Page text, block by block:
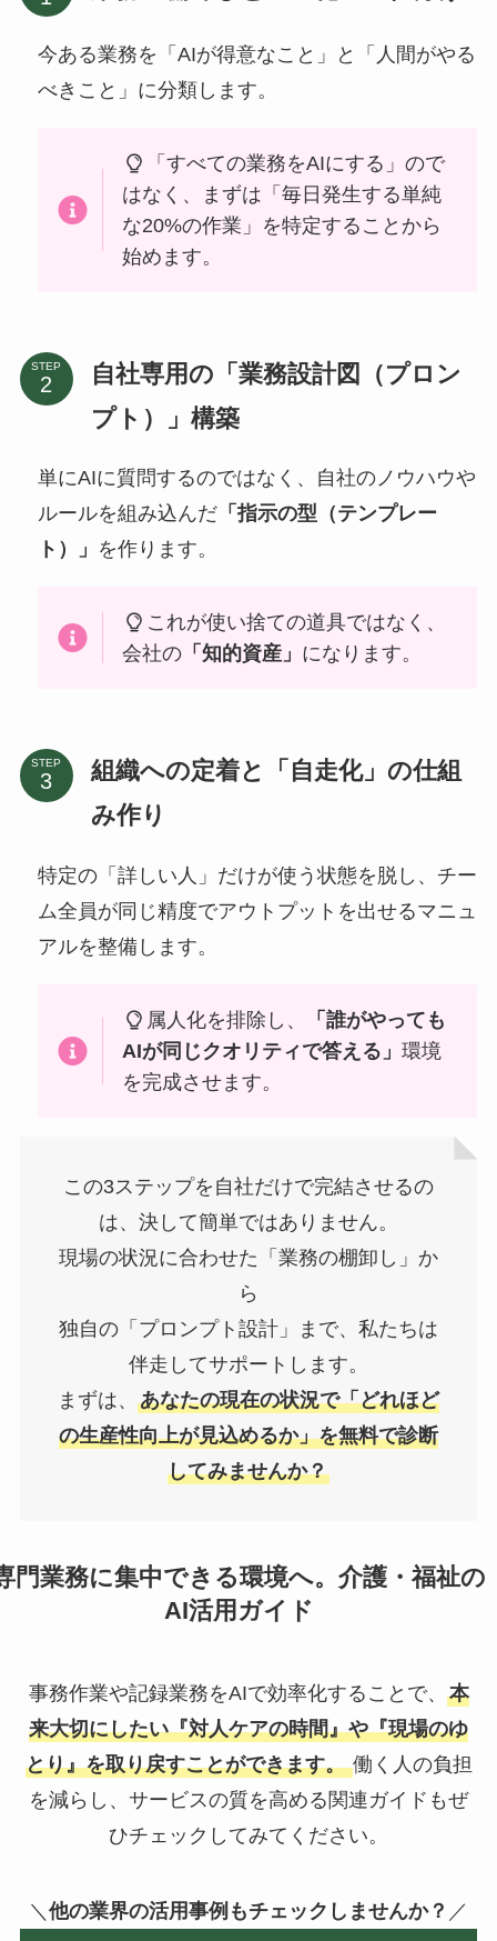
今ある業務を「AIが得意なこと」と「人間がやる
べきこと」に分類します。
「すべての業務をAIにする」ので
はなく、まずは「毎日発生する単純
な20%の作業」を特定することから
始めます。
STEP
自社専用の「業務設計図（プロン
プト）」構築
単にAIに質問するのではなく、自社のノウハウや
ルールを組み込んだ「指示の型（テンプレー
ト）」 を作ります。
これが使い捨ての道具ではなく、
会社の 「知的資産」 になります。
STEP
組織への定着と「自走化」の仕組
み作り
特定の「詳しい人」だけが使う状態を脱し、チー
ム全員が同じ精度でアウトプットを出せるマニュ
アルを整備します。
属人化を排除し、
「誰がやっても
AIが同じクオリティで答える」環境
を完成させます。
この3ステップを自社だけで完結させるの
は、決して簡単ではありません。
現場の状況に合わせた「業務の棚卸し」か
ら
独自の「プロンプト設計」まで、私たちは
伴走してサポートします。
まずは、 あなたの現在の状況で「どれほど
の生産性向上が見込めるか」を無料で診断
してみませんか？
門業務に集中できる環境へ。介護・福祉の
AI活用ガイド
事務作業や記録業務をAIで効率化することで、 本
来大切にしたい『対人ケアの時間』や『現場のゆ
とり』を取り戻すことができます。 働く人の負担
を減らし、サービスの質を高める関連ガイドもぜ
ひチェックしてみてください。
＼ 他の業界の活用事例もチェックしませんか？ ／